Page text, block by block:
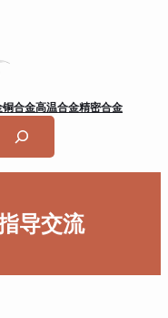
铜合金高温合金精密合金
导交流